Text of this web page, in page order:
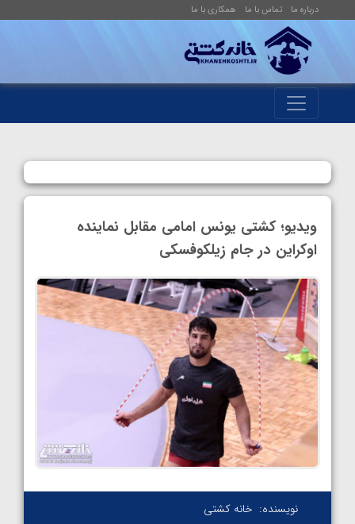
درباره ما تماس با ما همکاری با ما
ویدیو؛ کشتی یونس امامی مقابل نماینده
اوکراین در جام زیلکوفسکی
نویسنده: خانه کشتی